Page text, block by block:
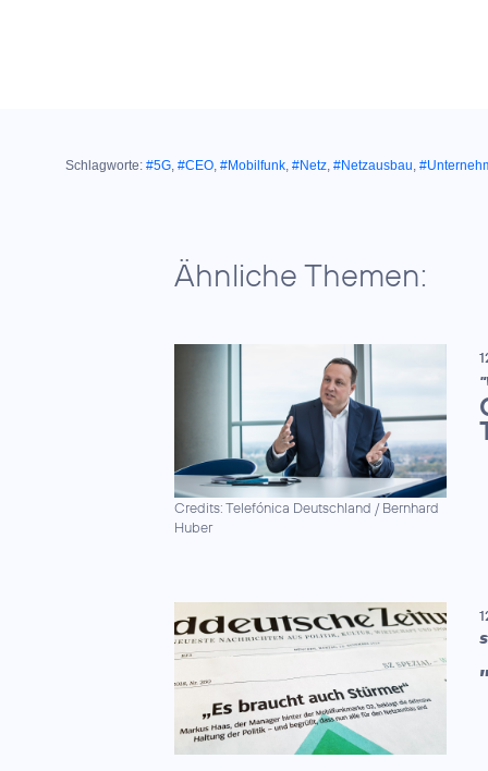
Schlagworte: #5G, #CEO, #Mobilfunk, #Netz, #Netzausbau,
Ähnliche Themen:
Credits: Telefónica Deutschland / Bernhard
Huber